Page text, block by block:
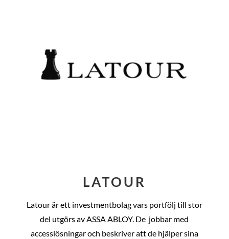
LATOUR
Latour är ett investmentbolag vars portfölj till stor
del utgörs av ASSA ABLOY. De jobbar med
accesslösningar och beskriver att de hjälper sina